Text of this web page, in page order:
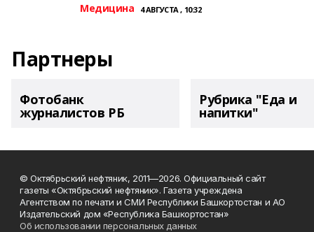
Медицина 4 АВГУСТА , 10:32
Партнеры
Фотобанк
журналистов РБ
Рубрика "Еда и
напитки"
© Октябрьский нефтяник, 2011—2026. Официальный сайт
газеты «Октябрьский нефтяник». Газета учреждена
Агентством по печати и СМИ Республики Башкортостан и АО
Издательский дом «Республика Башкортостан»
Об использовании персональных данных